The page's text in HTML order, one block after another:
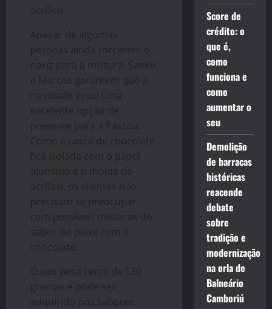
acrílico.
Apesar de algumas
pessoas ainda torcerem o
nariz para a mistura, Saeko
e Marcos garantem que a
novidade virou uma
excelente opção de
presente para a Páscoa.
Como a casca de chocolate
fica isolada com o papel
alumínio e o molde de
acrílico, os clientes não
precisam se preocupar
com possíveis misturas do
sabor do peixe com o
chocolate.
O ovo pesa cerca de 530
gramas e pode ser
adquirido nos sabores
Score de
crédito: o
que é,
como
funciona e
como
aumentar o
seu
Demolição
de barracas
históricas
reacende
debate
sobre
tradição e
modernização
na orla de
Balneário
Camboriú